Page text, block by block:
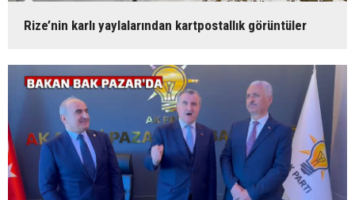
Rize’nin karlı yaylalarından kartpostallık görüntüler